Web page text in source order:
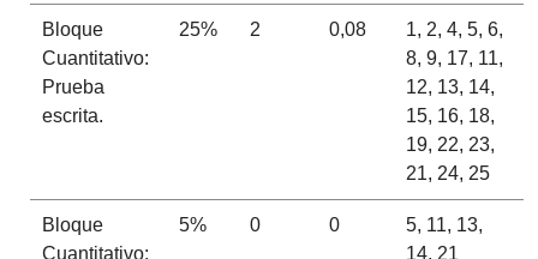
Bloque
Cuantitativo:
Prueba
escrita.
25% 2 0,08
1, 2, 4, 5, 6,
8, 9, 17, 11,
12, 13, 14,
15, 16, 18,
19, 22, 23,
21, 24, 25
Bloque
Cuantitativo:
5% 0 0
5, 11, 13,
14, 21